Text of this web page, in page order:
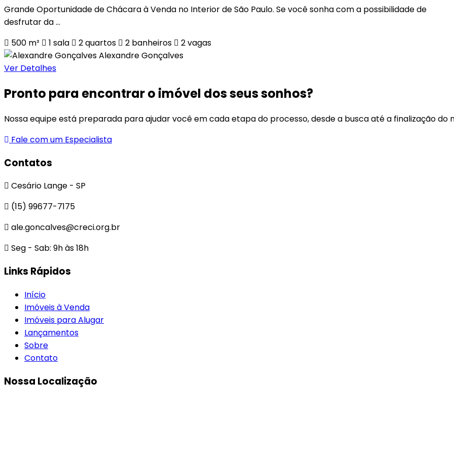
Grande Oportunidade de Chácara à Venda no Interior de São Paulo. Se você sonha com a possibilidade de
desfrutar da ...
500 m²
1 sala 2quartos 2 banheiros 2vagas
Alexandre Gonçalves
Ver Detalhes
Pronto para encontrar o imóvel dos seus sonhos?
Nossa equipe está preparada para ajudar você em cada etapa do processo, desde a busca até a finalização do
Fale com um Especialista
Contatos
Cesário Lange - SP
(15) 99677-7175
ale.goncalves@creci.org.br
Seg - Sab: 9h às 18h
Links Rápidos
Início
Imóveis à Venda
Imóveis para Alugar
Lançamentos
Sobre
Contato
Nossa Localização